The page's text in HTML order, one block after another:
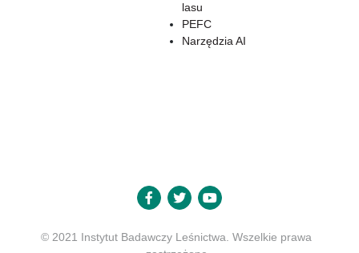
lasu
PEFC
Narzędzia AI
© 2021 Instytut Badawczy Leśnictwa. Wszelkie prawa